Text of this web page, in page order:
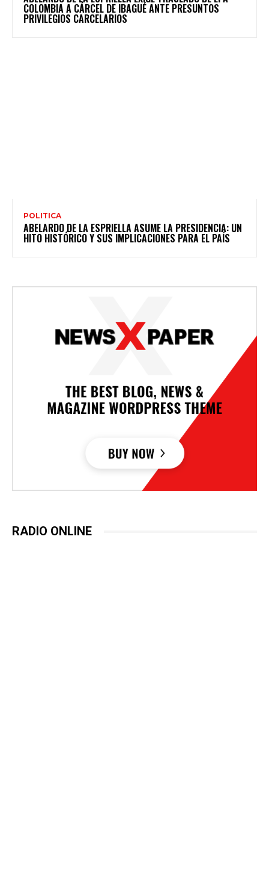
COLOMBIA A CÁRCEL DE IBAGUÉ ANTE PRESUNTOS
PRIVILEGIOS CARCELARIOS
POLITICA
ABELARDO DE LA ESPRIELLA ASUME LA PRESIDENCIA: UN
HITO HISTÓRICO Y SUS IMPLICACIONES PARA EL PAÍS
RADIO ONLINE